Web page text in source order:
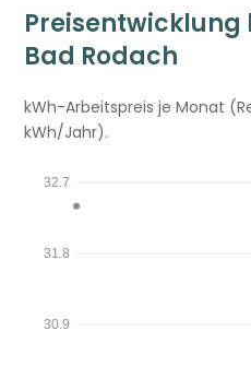
Preisentwicklung
Bad Rodach
kWh-Arbeitspreis je Monat
kWh/Jahr).